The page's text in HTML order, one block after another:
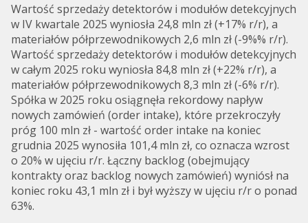
Wartość sprzedaży detektorów i modułów detekcyjnych
w IV kwartale 2025 wyniosła 24,8 mln zł (+17% r/r), a
materiałów półprzewodnikowych 2,6 mln zł (-9%% r/r).
Wartość sprzedaży detektorów i modułów detekcyjnych
w całym 2025 roku wyniosła 84,8 mln zł (+22% r/r), a
materiałów półprzewodnikowych 8,3 mln zł (-6% r/r).
Spółka w 2025 roku osiągnęła rekordowy napływ
nowych zamówień (order intake), które przekroczyły
próg 100 mln zł - wartość order intake na koniec
grudnia 2025 wynosiła 101,4 mln zł, co oznacza wzrost
o 20% w ujęciu r/r. Łączny backlog (obejmujący
kontrakty oraz backlog nowych zamówień) wyniósł na
koniec roku 43,1 mln zł i był wyższy w ujęciu r/r o ponad
63%.